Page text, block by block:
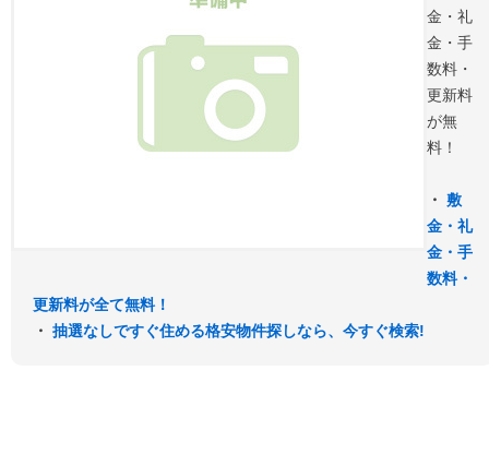
金・礼
金・手
数料・
更新料
が無
料！
・ 敷
金・礼
金・手
数料・
更新料が全て無料！
・ 抽選なしですぐ住める格安物件探しなら、今すぐ検索!